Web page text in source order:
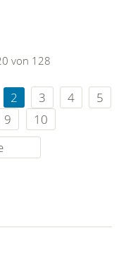
von 128
2 3 4
5
9
10